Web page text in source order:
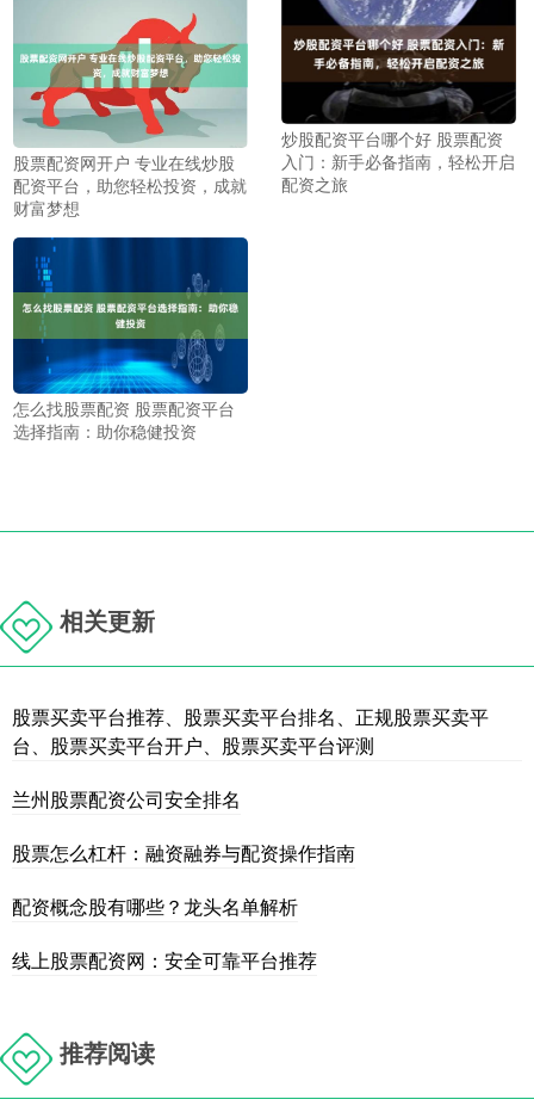
股票配资网开户 专业在线炒股
配资平台，助您轻松投资，成就
财富梦想
炒股配资平台哪个好 股票配资
入门：新手必备指南，轻松开启
配资之旅
怎么找股票配资 股票配资平台
选择指南：助你稳健投资
相关更新
股票买卖平台推荐、股票买卖平台排名、正规股票买卖平
台、股票买卖平台开户、股票买卖平台评测
兰州股票配资公司安全排名
股票怎么杠杆：融资融券与配资操作指南
配资概念股有哪些？龙头名单解析
线上股票配资网：安全可靠平台推荐
推荐阅读